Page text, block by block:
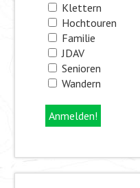
Klettern
Hochtouren
Familie
JDAV
Senioren
Wandern